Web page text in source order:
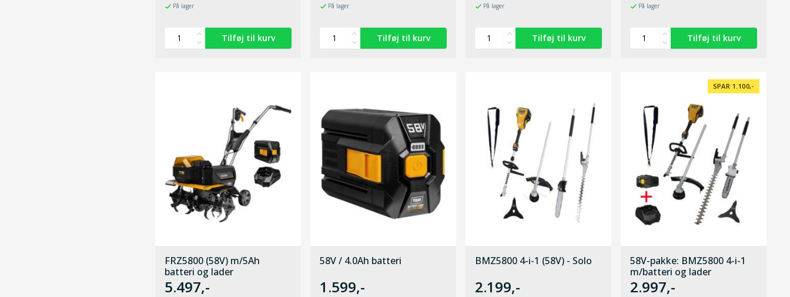
På lager På lager På lager På lager
FRZ5800 (58V) m/5Ah
batteri og lader
5.497,-
58V / 4.0Ah batteri
1.599,-
BMZ5800 4-i-1 (58V) - Solo
2.199,-
SPAR 1.100,-
58V-pakke: BMZ5800 4-i-1
m/batteri og lader
2.997,-